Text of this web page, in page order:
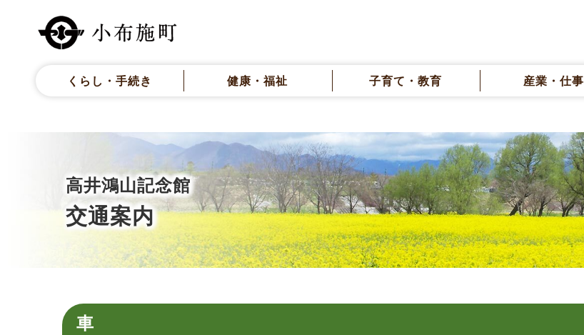
くらし・手続き 健康・福祉 子育て・教育 産業・仕事
高井鴻山記念館
交通案内
車